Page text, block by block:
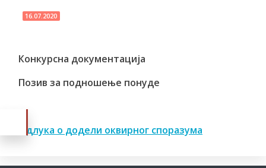
16.07.2020
Конкурсна документација
Позив за подношење понуде
Одлука о додели оквирног споразума